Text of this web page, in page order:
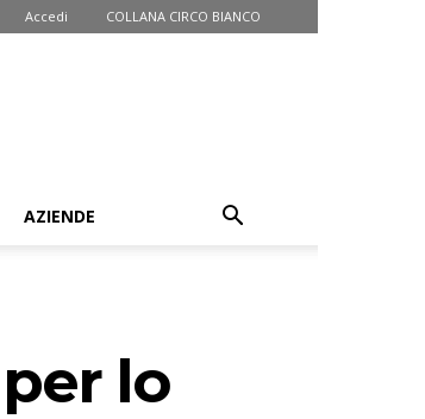
Accedi COLLANA CIRCO BIANCO
AZIENDE
lo